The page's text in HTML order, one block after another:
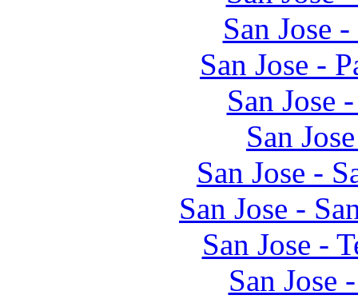
San Jose
San Jose -
San Jose
San
San Jose -
San Jose -
San Jose -
San